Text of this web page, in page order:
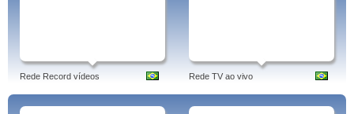
Rede Record vídeos Rede TV ao vivo